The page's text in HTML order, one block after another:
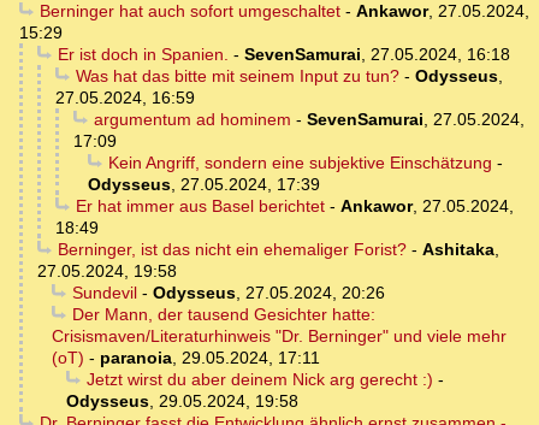
Berninger hat auch sofort umgeschaltet- Ankawor, 27.05.2024,
15:29
Er ist doch in Spanien. - SevenSamurai, 27.05.2024, 16:18
Was hat das bitte mit seinem Input zu tun?- Odysseus,
27.05.2024, 16:59
argumentum ad hominem - SevenSamurai, 27.05.2024,
17:09
Kein Angriff, sondern eine subjektive Einschätzung -
Odysseus, 27.05.2024, 17:39
Er hat immer aus Basel berichtet- Ankawor, 27.05.2024,
18:49
Berninger, ist das nicht ein ehemaliger Forist?- Ashitaka,
27.05.2024, 19:58
Sundevil- Odysseus, 27.05.2024, 20:26
Der Mann, der tausend Gesichter hatte:
Crisismaven/Literaturhinweis "Dr. Berninger" und viele mehr
(oT) - paranoia, 29.05.2024, 17:11
Jetzt wirst du aber deinem Nick arg gerecht :) -
Odysseus, 29.05.2024, 19:58